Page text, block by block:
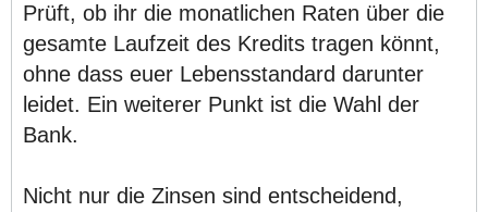
Prüft, ob ihr die monatlichen Raten über die
gesamte Laufzeit des Kredits tragen könnt,
ohne dass euer Lebensstandard darunter
leidet. Ein weiterer Punkt ist die Wahl der
Bank.
Nicht nur die Zinsen sind entscheidend,